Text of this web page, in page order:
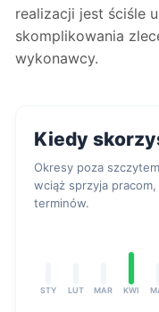
realizacji jest ściśle
skomplikowania
wykonawcy.
Kiedy
Okresy poza
wciąż sprzyja
terminów.
STY LUT MAR KWI